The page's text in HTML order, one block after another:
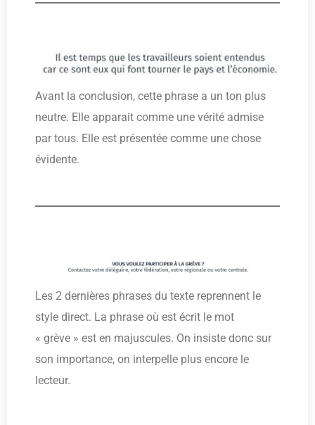
Avant la conclusion, cette phrase a un ton plus
neutre. Elle apparait comme une vérité admise
par tous. Elle est présentée comme une chose
évidente.
Les 2 dernières phrases du texte reprennent le
style direct. La phrase où est écrit le mot
« grève » est en majuscules. On insiste donc sur
son importance, on interpelle plus encore le
lecteur.